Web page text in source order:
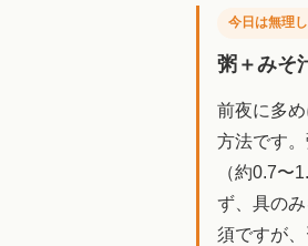
今日は無理
粥＋みそ
前夜に多
方法です
（約0.7〜
ず、具の
須ですが